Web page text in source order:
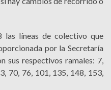
las líneas de colectivo que
por la Secretaría
sus respectivos ramales: 7,
70, 76, 101, 135, 148, 153,